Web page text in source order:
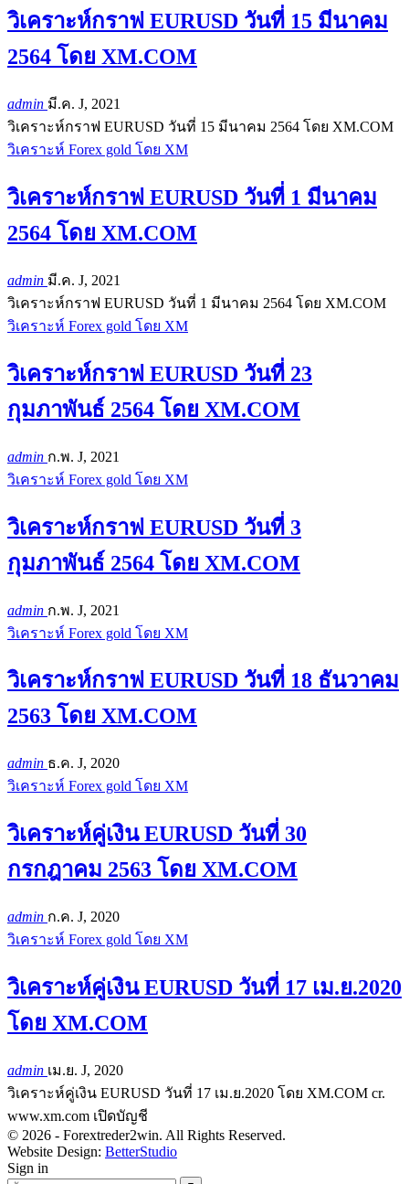
วิเคราะห์กราฟ EURUSD วันที่ 15 มีนาคม
2564 โดย XM.COM
admin มี.ค. J, 2021
วิเคราะห์กราฟ EURUSD วันที่ 15 มีนาคม 2564 โดย XM.COM
วิเคราะห์ Forex gold โดย XM
วิเคราะห์กราฟ EURUSD วันที่ 1 มีนาคม
2564 โดย XM.COM
admin มี.ค. J, 2021
วิเคราะห์กราฟ EURUSD วันที่ 1 มีนาคม 2564 โดย XM.COM
วิเคราะห์ Forex gold โดย XM
วิเคราะห์กราฟ EURUSD วันที่ 23
กุมภาพันธ์ 2564 โดย XM.COM
admin ก.พ. J, 2021
วิเคราะห์ Forex gold โดย XM
วิเคราะห์กราฟ EURUSD วันที่ 3
กุมภาพันธ์ 2564 โดย XM.COM
admin ก.พ. J, 2021
วิเคราะห์ Forex gold โดย XM
วิเคราะห์กราฟ EURUSD วันที่ 18 ธันวาคม
2563 โดย XM.COM
admin ธ.ค. J, 2020
วิเคราะห์ Forex gold โดย XM
วิเคราะห์คู่เงิน EURUSD วันที่ 30
กรกฎาคม 2563 โดย XM.COM
admin ก.ค. J, 2020
วิเคราะห์ Forex gold โดย XM
วิเคราะห์คู่เงิน EURUSD วันที่ 17 เม.ย.2020
โดย XM.COM
admin เม.ย. J, 2020
วิเคราะห์คู่เงิน EURUSD วันที่ 17 เม.ย.2020 โดย XM.COM cr.
www.xm.com เปิดบัญชี
© 2026 - Forextreder2win. All Rights Reserved.
Website Design: BetterStudio
Sign in